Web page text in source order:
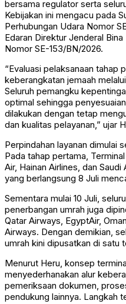
bersama regulator serta
Kebijakan ini mengacu pada
Perhubungan Udara Nomor
Edaran Direktur Jenderal
Nomor SE-153/BN/2026.
“Evaluasi pelaksanaan tahap
keberangkatan jemaah
Seluruh pemangku
optimal sehingga
dilakukan dengan tetap
dan kualitas pelayanan,” ujar
Perpindahan layanan dimulai
Pada tahap pertama,
Air, Hainan Airlines, dan
yang berlangsung 8 Juli
Sementara mulai 10 Juli,
penerbangan umrah juga
Qatar Airways, EgyptAir,
Airways. Dengan demikian,
umrah kini dipusatkan di satu
Menurut Heru, konsep
menyederhanakan alur
pemeriksaan dokumen,
pendukung lainnya. Langkah